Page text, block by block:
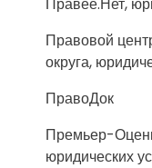
Правовой
округа,
ПравоДок
Премьер-
юридических